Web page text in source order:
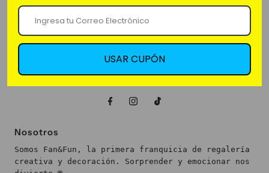
VERDE : Palo Santo
Rosa: Fresa
Nosotros
Somos Fan&Fun, la primera franquicia de regalería
creativa y decoración. Sorprender y emocionar nos
USAR CUPÓN